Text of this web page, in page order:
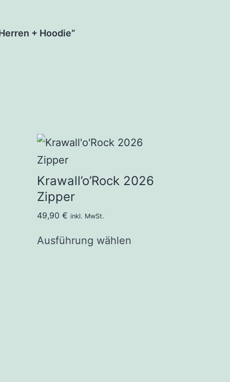
+ Hoodie“
Krawall’o’Rock 2026
Zipper
49,90 € inkl. MwSt.
Ausführung wählen